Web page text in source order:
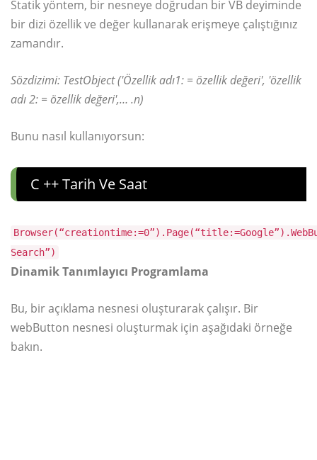
Statik yöntem, bir nesneye doğrudan bir VB deyiminde
bir dizi özellik ve değer kullanarak erişmeye çalıştığınız
zamandır.
Sözdizimi: TestObject ('Özellik adı1: = özellik değeri', 'özellik
adı 2: = özellik değeri',… .n)
Bunu nasıl kullanıyorsun:
C ++ Tarih Ve Saat
Search”)
Dinamik Tanımlayıcı Programlama
Bu, bir açıklama nesnesi oluşturarak çalışır. Bir
webButton nesnesi oluşturmak için aşağıdaki örneğe
bakın.